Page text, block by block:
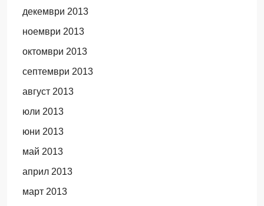
декември 2013
ноември 2013
октомври 2013
септември 2013
август 2013
юли 2013
юни 2013
май 2013
април 2013
март 2013